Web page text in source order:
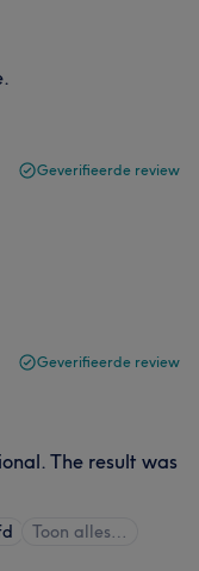
Geverifieerde review
Geverifieerde review
The result was
Toon alles…